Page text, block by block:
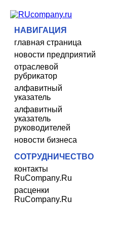
НАВИГАЦИЯ
главная страница
новости предприятий
отраслевой
рубрикатор
алфавитный
указатель
алфавитный
указатель
руководителей
новости бизнеса
СОТРУДНИЧЕСТВО
контакты
RuCompany.Ru
расценки
RuCompany.Ru